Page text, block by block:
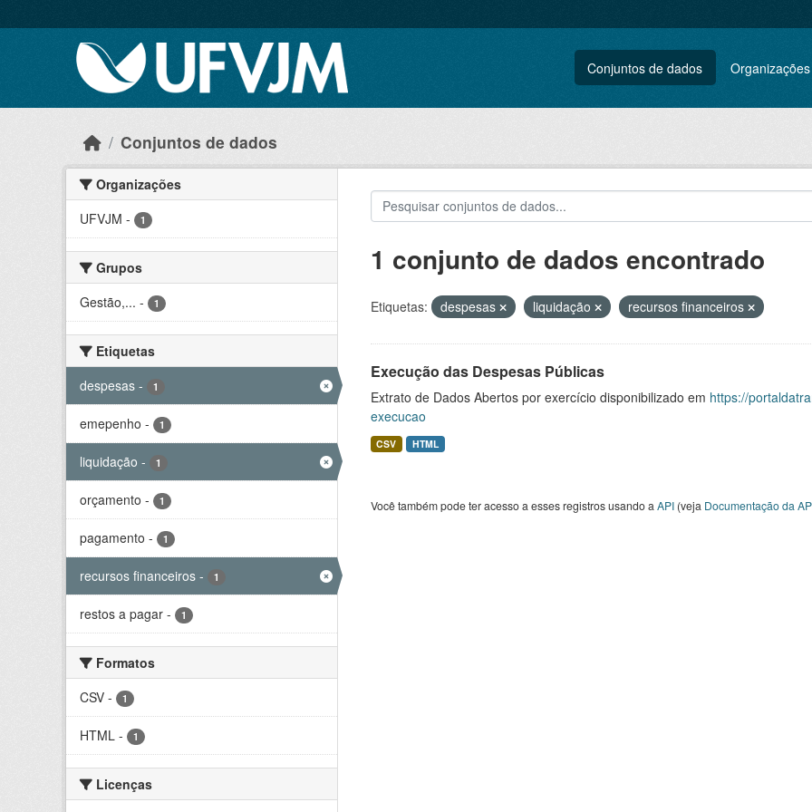
Conjuntos de dados Organizações
Conjuntos de dados
Organizações
UFVJM - 1
Grupos
Gestão,... - 1
Etiquetas
despesas - 1
emepenho - 1
liquidação - 1
orçamento - 1
pagamento - 1
recursos financeiros - 1
restos a pagar - 1
Formatos
CSV - 1
HTML - 1
Licenças
1 conjunto de dados encontrado
Etiquetas: despesas liquidação recursos financeiros
Execução das Despesas Públicas
Extrato de Dados Abertos por exercício disponibilizado em https://
execucao
CSV HTML
Você também pode ter acesso a esses registros usando a API(veja Documentação da